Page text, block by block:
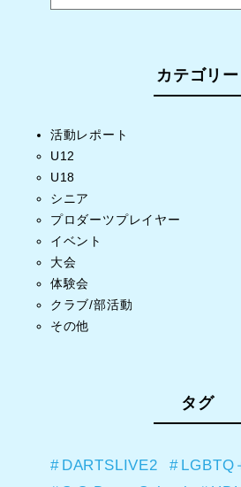
カテゴリー
活動レポート
U12
U18
シニア
プロダーツプレイヤー
イベント
大会
体験会
クラブ/部活動
その他
タグ
DARTSLIVE2
LGBTQ